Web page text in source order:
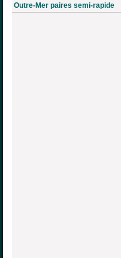
Outre-Mer paires semi-rapide